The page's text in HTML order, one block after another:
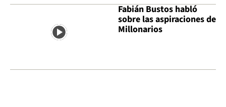
Fabián Bustos habló
sobre las aspiraciones de
Millonarios